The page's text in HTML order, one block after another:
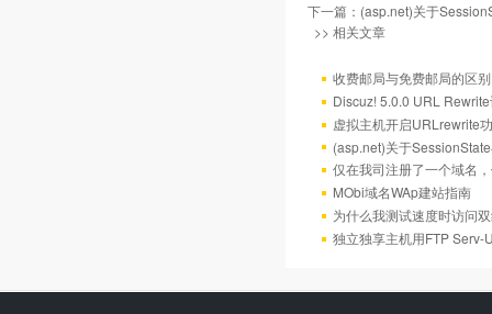
下一篇： (asp.net)关于
>> 相关文章
收费邮局与免费邮局的区别
Discuz! 5.0.0 URL
虚拟主机开启URLrewrite
(asp.net)关于
仅在我司注册了一个域名
MObi域名WAp建站指南
为什么我测试速度时访问
独立独享主机用FTP Serv-